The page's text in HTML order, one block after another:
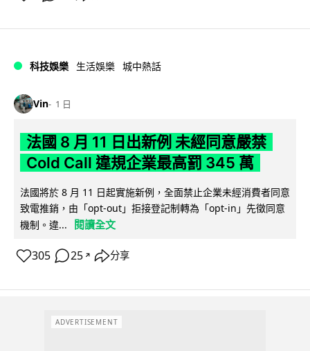
科技娛樂 生活娛樂 城中熱話
Vin 1 日
法國 8 月 11 日出新例 未經同意嚴禁
Cold Call 違規企業最高罰 345 萬
法國將於 8 月 11 日起實施新例，全面禁止企業未經消費者同意
致電推銷，由「opt-out」拒接登記制轉為「opt-in」先徵同意
機制。違...
閱讀全文
305 25 ↗ 分享
ADVERTISEMENT